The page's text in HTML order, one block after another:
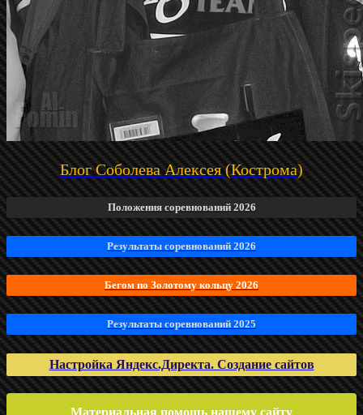
Блог Соболева Алексея (Кострома)
Положения соревнований 2026
Результаты соревнований 2026
Бегом по Золотому кольцу 2026
Результаты соревнований 2025
Настройка Яндекс.Директа. Создание сайтов
Материальная помощь нашему сайту